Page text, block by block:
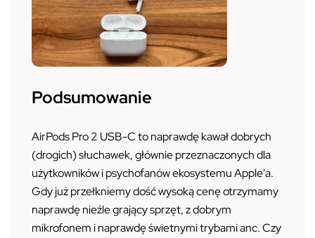
Podsumowanie
AirPods Pro 2 USB-C to naprawdę kawał dobrych
(drogich) słuchawek, głównie przeznaczonych dla
użytkowników i psychofanów ekosystemu Apple'a.
Gdy już przełkniemy dość wysoką cenę otrzymamy
naprawdę nieźle grający sprzęt, z dobrym
mikrofonem i naprawdę świetnymi trybami anc. Czy